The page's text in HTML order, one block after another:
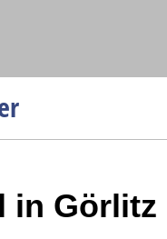
in Görlitz